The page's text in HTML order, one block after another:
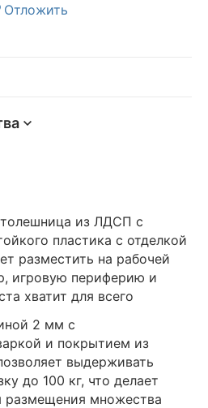
Отложить
из ЛДСП с
пластика с отделкой
разместить на рабочей
игровую периферию и
хватит для всего
2 мм с
и покрытием из
выдерживать
до 100 кг, что делает
размещения множества